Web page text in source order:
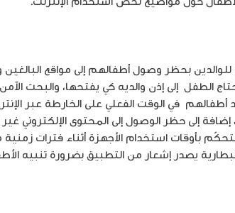
بحظر وصول أطفالهم إلى مواقع
أطفالهم في الوقت الفعلي على الخارطة عبر
إضافة إلى حظر الوصول إلى المحتوى الإلكتروني
بأوقات استخدام الأجهزة أثناء فترات
يصدر إشعار من التطبيق بضرورة تنبيه